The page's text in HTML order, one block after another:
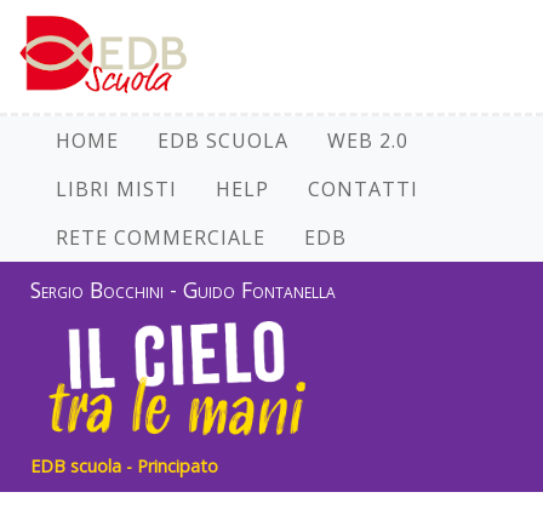
HOME EDB SCUOLA
WEB 2.0
LIBRI MISTI
HELP
CONTATTI
RETE COMMERCIALE
EDB
Sergio Bocchini - Guido Fontanella
EDB scuola - Principato